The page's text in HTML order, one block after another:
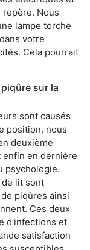
Nous
lampe torche
votre
Cela pourrait
sur la
sont causés
position, nous
deuxième
enfin en dernière
psychologie.
de lit sont
piqûres ainsi
Ces deux
d’infections et
satisfaction